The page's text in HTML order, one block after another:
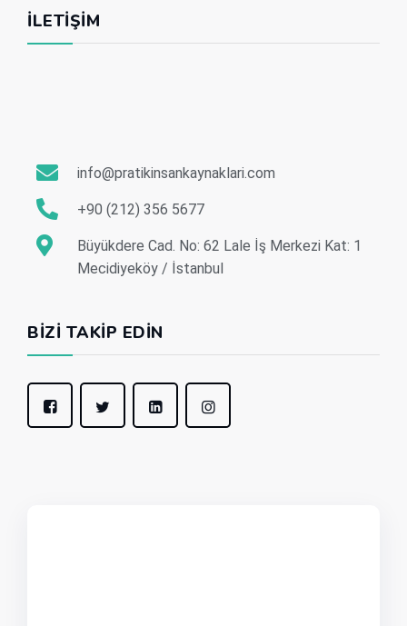
İLETIŞIM
info@pratikinsankaynaklari.com
+90 (212) 356 5677
Büyükdere Cad. No: 62 Lale İş Merkezi Kat: 1
Mecidiyeköy / İstanbul
BIZI TAKIP EDIN